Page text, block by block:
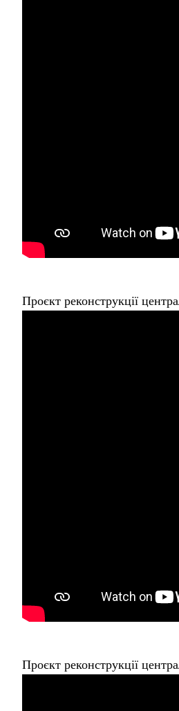
Проєкт реконструкції
Проєкт реконструкції